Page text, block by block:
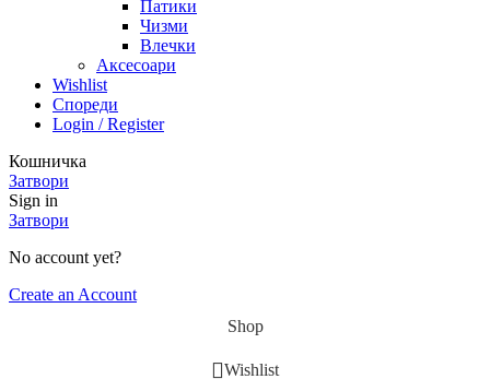
Патики
Чизми
Влечки
Аксесоари
Wishlist
Спореди
Login / Register
Кошничка
Затвори
Sign in
Затвори
No account yet?
Create an Account
Shop
Wishlist